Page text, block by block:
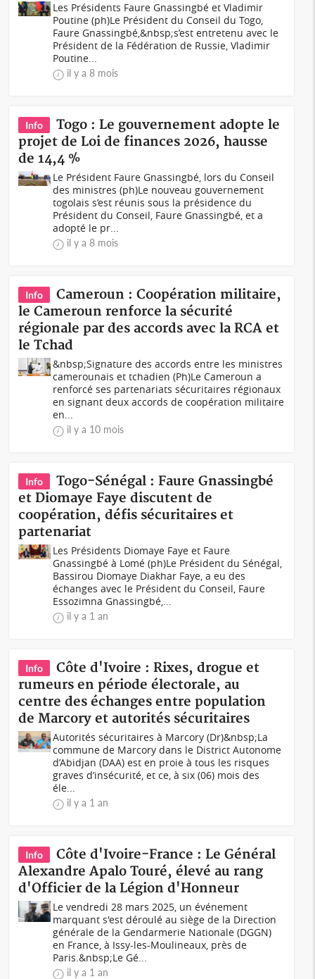
Les Présidents Faure Gnassingbé et Vladimir
Poutine (ph)Le Président du Conseil du Togo,
Faure Gnassingbé,&nbsp;s’est entretenu avec le
Président de la Fédération de Russie, Vladimir
Poutine...
il y a 8 mois
Info
Togo : Le gouvernement adopte le
projet de Loi de finances 2026, hausse
de 14,4 %
Le Président Faure Gnassingbé, lors du Conseil
des ministres (ph)Le nouveau gouvernement
togolais s’est réunis sous la présidence du
Président du Conseil, Faure Gnassingbé, et a
adopté le pr...
il y a 8 mois
Info
Cameroun : Coopération militaire,
le Cameroun renforce la sécurité
régionale par des accords avec la RCA et
le Tchad
&nbsp;Signature des accords entre les ministres
camerounais et tchadien (Ph)Le Cameroun a
renforcé ses partenariats sécuritaires régionaux
en signant deux accords de coopération militaire
en...
il y a 10 mois
Info
Togo-Sénégal : Faure Gnassingbé
et Diomaye Faye discutent de
coopération, défis sécuritaires et
partenariat
Les Présidents Diomaye Faye et Faure
Gnassingbé à Lomé (ph)Le Président du Sénégal,
Bassirou Diomaye Diakhar Faye, a eu des
échanges avec le Président du Conseil, Faure
Essozimna Gnassingbé,...
il y a 1 an
Info
Côte d'Ivoire : Rixes, drogue et
rumeurs en période électorale, au
centre des échanges entre population
de Marcory et autorités sécuritaires
Autorités sécuritaires à Marcory (Dr)&nbsp;La
commune de Marcory dans le District Autonome
d’Abidjan (DAA) est en proie à tous les risques
graves d’insécurité, et ce, à six (06) mois des
éle...
il y a 1 an
Info
Côte d'Ivoire-France : Le Général
Alexandre Apalo Touré, élevé au rang
d'Officier de la Légion d'Honneur
Le vendredi 28 mars 2025, un événement
marquant s'est déroulé au siège de la Direction
générale de la Gendarmerie Nationale (DGGN)
en France, à Issy-les-Moulineaux, près de
Paris.&nbsp;Le Gé...
il y a 1 an